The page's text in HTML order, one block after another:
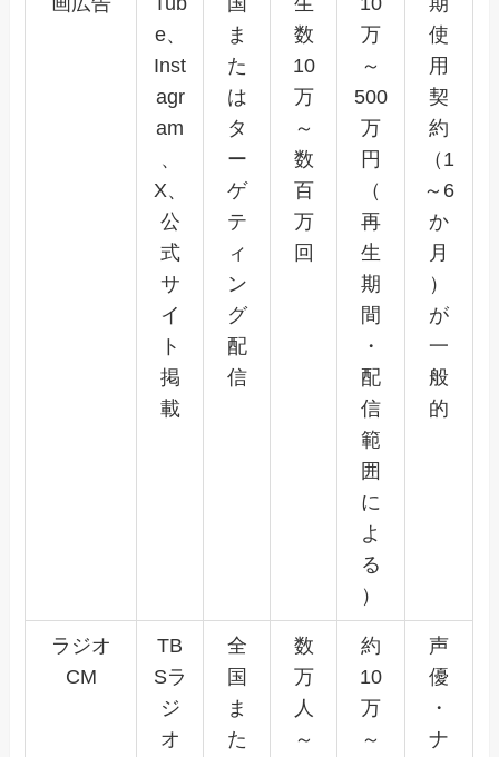
e、
Inst
agr
am
、
X、
公
式
サ
イ
ト
掲
載
ま
た
は
タ
ー
ゲ
テ
ィ
ン
グ
配
信
数
10
万
～
数
百
万
回
万
～
500
万
円
（
再
生
期
間
・
配
信
範
囲
に
よ
る
）
使
用
契
約
（1
～6
か
月
）
が
一
般
的
ラジオ
CM
TB
Sラ
ジ
オ
全
国
ま
た
数
万
人
～
約
10
万
～
声
優
・
ナ